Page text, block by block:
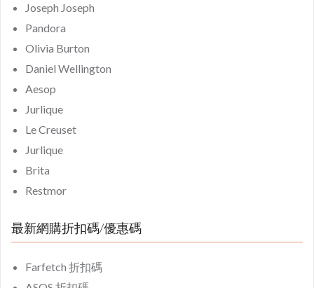
Joseph Joseph
Pandora
Olivia Burton
Daniel Wellington
Aesop
Jurlique
Le Creuset
Jurlique
Brita
Restmor
最新網購折扣碼/優惠碼
Farfetch 折扣碼